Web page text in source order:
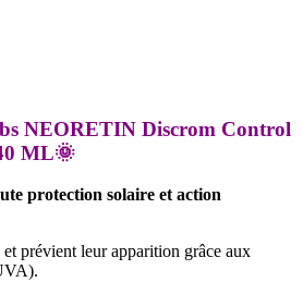
NEORETIN Discrom Control
ML🌞
protection solaire et action
et prévient leur apparition grâce aux